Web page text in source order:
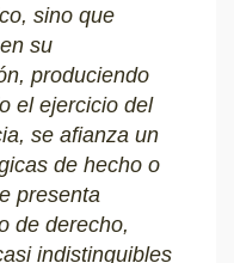
sino que
su
produciendo
el ejercicio del
se afianza un
de hecho o
presenta
de derecho,
indistinguibles